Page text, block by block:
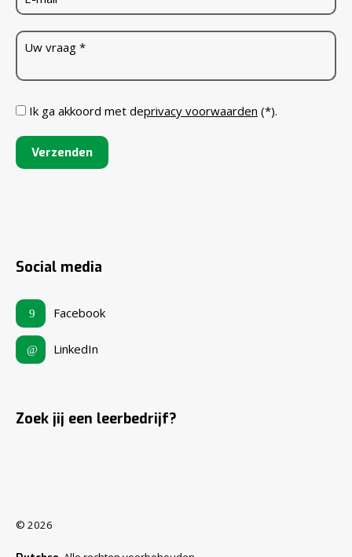
Ik ga akkoord met deprivacy voorwaarden (*).
Social media
Facebook
LinkedIn
Zoek jij een leerbedrijf?
© 2026